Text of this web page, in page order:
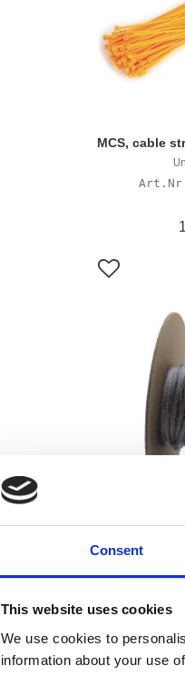
Consent
This website uses cookies
We use cookies to
information about your use
MCS, cable
Lägg till i
Lägg till i